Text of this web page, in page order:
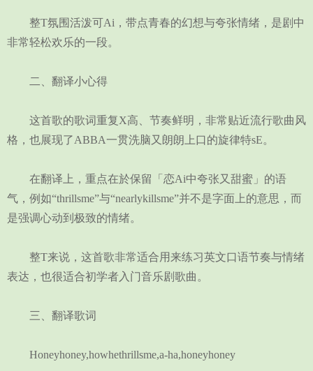
整T氛围活泼可Ai，带点青春的幻想与夸张情绪，是剧中
非常轻松欢乐的一段。
二、翻译小心得
这首歌的歌词重复X高、节奏鲜明，非常贴近流行歌曲风
格，也展现了ABBA一贯洗脑又朗朗上口的旋律特sE。
在翻译上，重点在於保留「恋Ai中夸张又甜蜜」的语
气，例如“thrillsme”与“nearlykillsme”并不是字面上的意思，而
是强调心动到极致的情绪。
整T来说，这首歌非常适合用来练习英文口语节奏与情绪
表达，也很适合初学者入门音乐剧歌曲。
三、翻译歌词
Honeyhoney,howhethrillsme,a-ha,honeyhoney